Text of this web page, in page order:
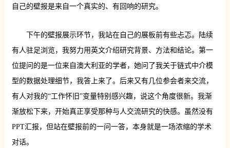
自己的壁报是来自一个真实的、有回响的研究。
下午的壁报展示环节，我站在自己的展板前有些忐忑。陆续
有人驻足浏览，我努力用英文介绍研究背景、方法和结论。第一
位提问的是一位来自澳大利亚的学者，她问了我关于链式中介模
型的数据处理细节，我答上来了。后来又有几位参会者来交流，
有人对我的“工作怀旧”变量特别感兴趣，说这个角度很新。我渐
渐放松下来，开始真正享受那种与人交流研究的快感。虽然没有
PPT汇报，但站在壁报前的一问一答，本身就是一场浓缩的学术
对话。